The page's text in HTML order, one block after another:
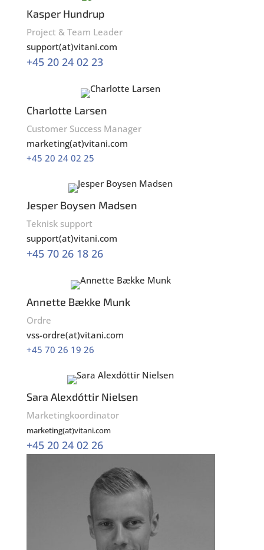
Kasper Hundrup
Project & Team Leader
support(at)vitani.com
+45 20 24 02 23
Charlotte Larsen
Customer Success Manager
marketing(at)vitani.com
+45 20 24 02 25
Jesper Boysen Madsen
Teknisk support
support(at)vitani.com
+45 70 26 18 26
Annette Bække Munk
Ordre
vss-ordre(at)vitani.com
+45 70 26 19 26
Sara Alexdóttir Nielsen
Marketingkoordinator
marketing(at)vitani.com
+45 20 24 02 26